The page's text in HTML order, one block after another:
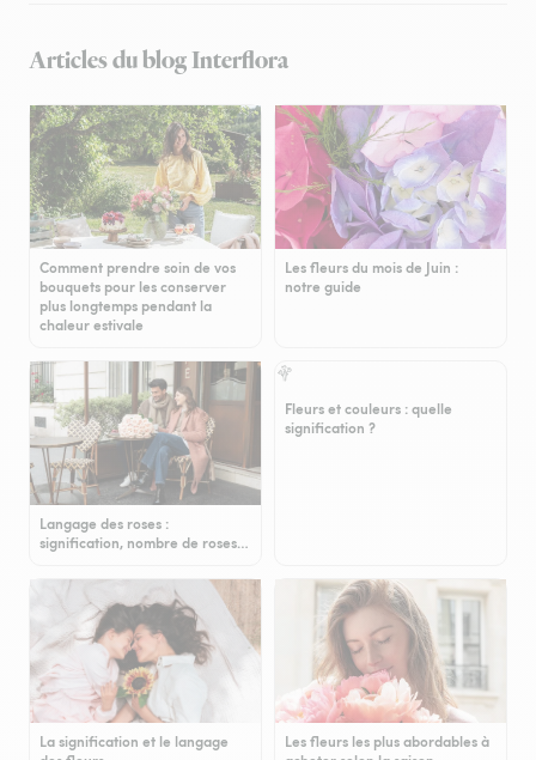
Articles du blog Interflora
Comment prendre soin de vos
bouquets pour les conserver
plus longtemps pendant la
chaleur estivale
Les fleurs du mois de Juin :
notre guide
Langage des roses :
signification, nombre de roses…
Fleurs et couleurs : quelle
signification ?
La signification et le langage
Les fleurs les plus abordables à